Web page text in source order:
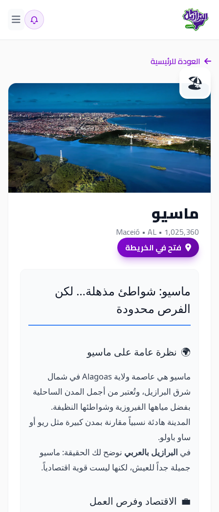
العودة للرئيسية
🏖️
ماسيو
Maceió • AL • 1,025,360
فتح في الخريطة
ماسيو: شواطئ مذهلة… لكن
الفرص محدودة
🌍 نظرة عامة على ماسيو
ماسيو هي عاصمة ولاية Alagoas في شمال
شرق البرازيل، وتُعتبر من أجمل المدن الساحلية
بفضل مياهها الفيروزية وشواطئها النظيفة.
المدينة هادئة نسبياً مقارنة بمدن كبيرة مثل ريو أو
ساو باولو.
في البرازيل بالعربي نوضح لك الحقيقة: ماسيو
جميلة جداً للعيش، لكنها ليست قوية اقتصادياً.
💼 الاقتصاد وفرص العمل